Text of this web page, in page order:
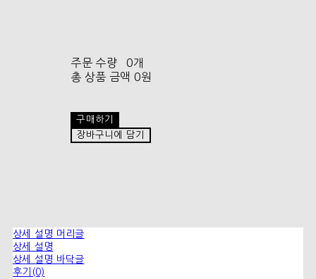
주문 수량
0개
총 상품 금액 0원
구매하기
장바구니에 담기
상세 설명 머리글
상세 설명
상세 설명 바닥글
후기(0)